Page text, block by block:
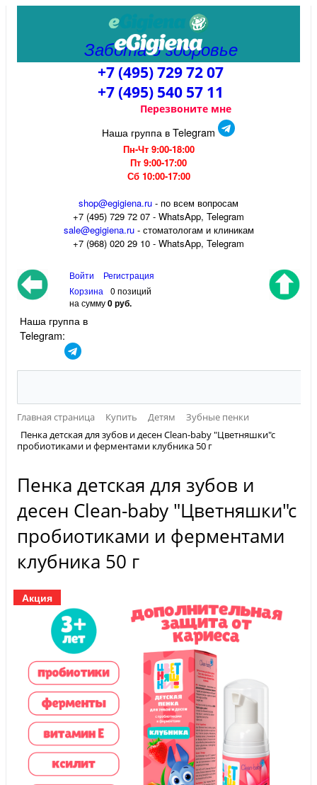
Забота о здоровье
+7 (495) 729 72 07
+7 (495) 540 57 11
Перезвоните мне
Наша группа в Telegram
Пн-Чт 9:00-18:00
Пт 9:00-17:00
Сб 10:00-17:00
shop@egigiena.ru - по всем вопросам
‎+7 (495) 729 72 07 - WhatsApp, Telegram
sale@egigiena.ru- стоматологам и клиникам
+7 (968) 020 29 10 - WhatsApp, Telegram
Войти
Регистрация
Корзина
0 позиций
на сумму0 руб.
Наша группа в
Telegram:
Главная страница Купить Детям
Зубные пенки
Пенка детская для зубов и десен Clean-baby "Цветняшки"с
пробиотиками и ферментами клубника 50 г
Пенка детская для зубов и
десен Clean-baby "Цветняшки"с
пробиотиками и ферментами
клубника 50 г
Акция